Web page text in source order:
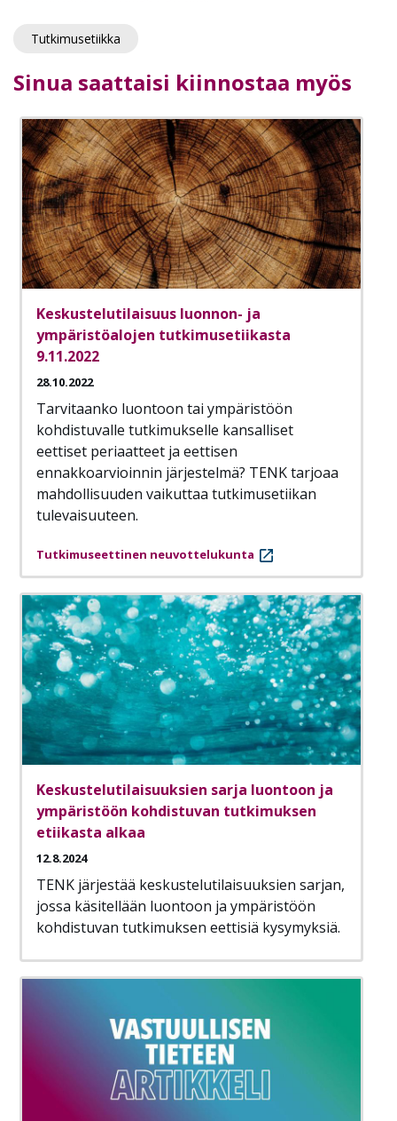
Tutkimusetiikka
Sinua saattaisi kiinnostaa myös
Keskustelutilaisuus luonnon- ja
ympäristöalojen tutkimusetiikasta
9.11.2022
28.10.2022
Tarvitaanko luontoon tai ympäristöön
kohdistuvalle tutkimukselle kansalliset
eettiset periaatteet ja eettisen
ennakkoarvioinnin järjestelmä? TENK tarjoaa
mahdollisuuden vaikuttaa tutkimusetiikan
tulevaisuuteen.
Tutkimuseettinen neuvottelukunta
Keskustelutilaisuuksien sarja luontoon ja
ympäristöön kohdistuvan tutkimuksen
etiikasta alkaa
12.8.2024
TENK järjestää keskustelutilaisuuksien sarjan,
jossa käsitellään luontoon ja ympäristöön
kohdistuvan tutkimuksen eettisiä kysymyksiä.